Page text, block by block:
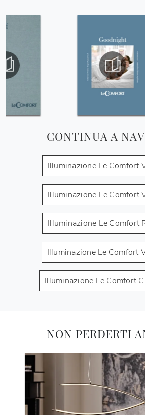
CONTINUA A
Illuminazione Le Comfort
Illuminazione Le Comfort
Illuminazione Le Comfort
Illuminazione Le Comfort
Illuminazione Le Comfort
NON PERDERTI